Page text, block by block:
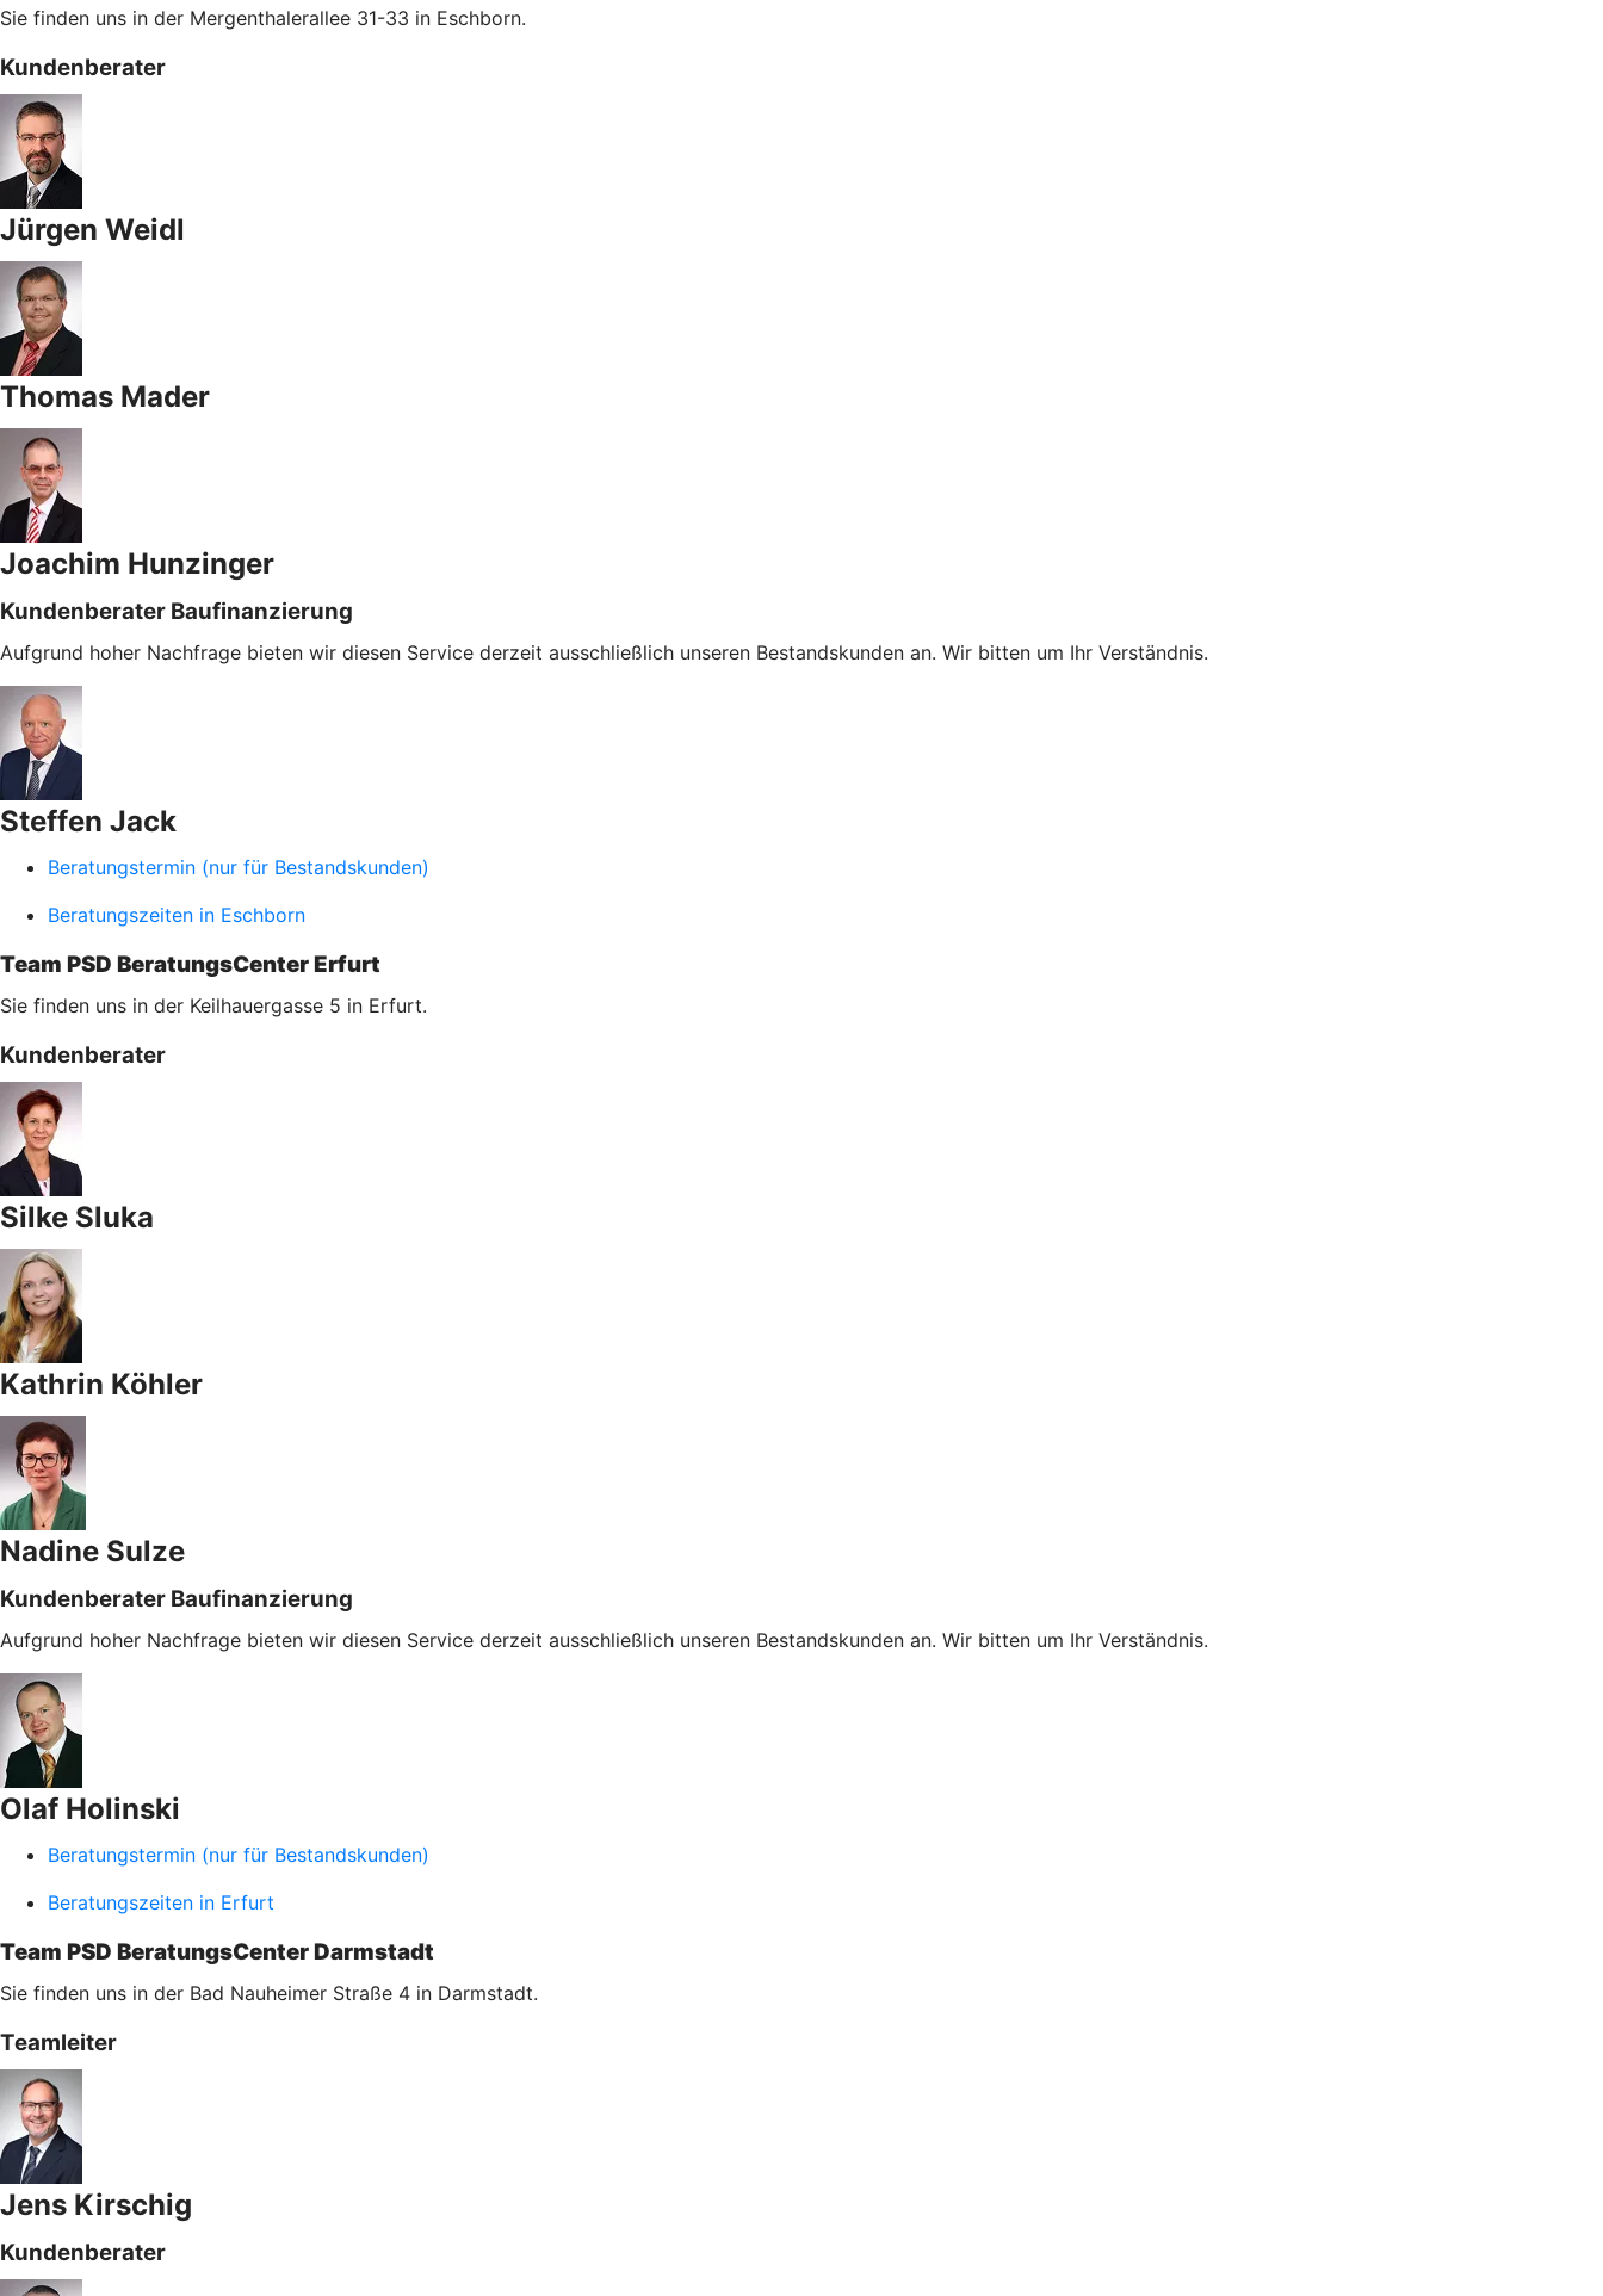
Sie finden uns in der Mergenthalerallee 31-33 in Eschborn.
Kundenberater
Jürgen Weidl
Thomas Mader
Joachim Hunzinger
Kundenberater Baufinanzierung
Aufgrund hoher Nachfrage bieten wir diesen Service derzeit ausschließlich unseren Bestandskunden an. Wir bitten um Ihr Verständnis.
Steffen Jack
Beratungstermin (nur für Bestandskunden)
Beratungszeiten in Eschborn
Team PSD BeratungsCenter Erfurt
Sie finden uns in der Keilhauergasse 5 in Erfurt.
Kundenberater
Silke Sluka
Kathrin Köhler
Nadine Sulze
Kundenberater Baufinanzierung
Aufgrund hoher Nachfrage bieten wir diesen Service derzeit ausschließlich unseren Bestandskunden an. Wir bitten um Ihr Verständnis.
Olaf Holinski
Beratungstermin (nur für Bestandskunden)
Beratungszeiten in Erfurt
Team PSD BeratungsCenter Darmstadt
Sie finden uns in der Bad Nauheimer Straße 4 in Darmstadt.
Teamleiter
Jens Kirschig
Kundenberater